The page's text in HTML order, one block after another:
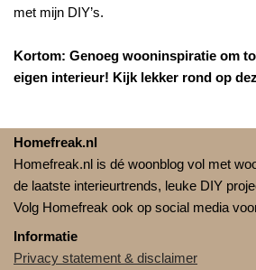
met mijn DIY’s.
Kortom: Genoeg wooninspiratie om
eigen interieur! Kijk lekker rond op
Homefreak.nl
Homefreak.nl is dé woonblog vol met
de laatste interieurtrends, leuke DIY
Volg Homefreak ook op social media
Informatie
Privacy statement & disclaimer